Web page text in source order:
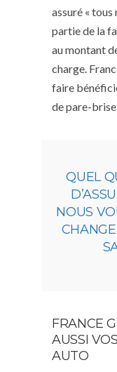
assuré « tous
partie de la
au montant
charge.
faire
de pare-brise
QUEL
NOUS
FRANCE
AUSSI
AUTO